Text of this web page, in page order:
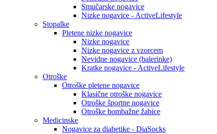
Smučarske nogavice
Nizke nogavice - ActiveLifestyle
Stopalke
Pletene nizke nogavice
Nizke nogavice
Nizke nogavice z vzorcem
Nevidne nogavice (balerinke)
Kratke nogavice - ActiveLifestyle
Otroške
Otroške pletene nogavice
Klasične otroške nogavice
Otroške športne nogavice
Otroške bombažne žabice
Medicinske
Nogavice za diabetike - DiaSocks